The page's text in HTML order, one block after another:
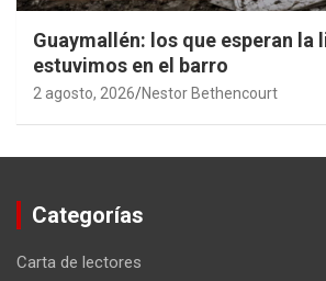
Guaymallén: los que esperan la
estuvimos en el barro
2 agosto, 2026 Nestor Bethencourt
Categorías
Carta de lectores